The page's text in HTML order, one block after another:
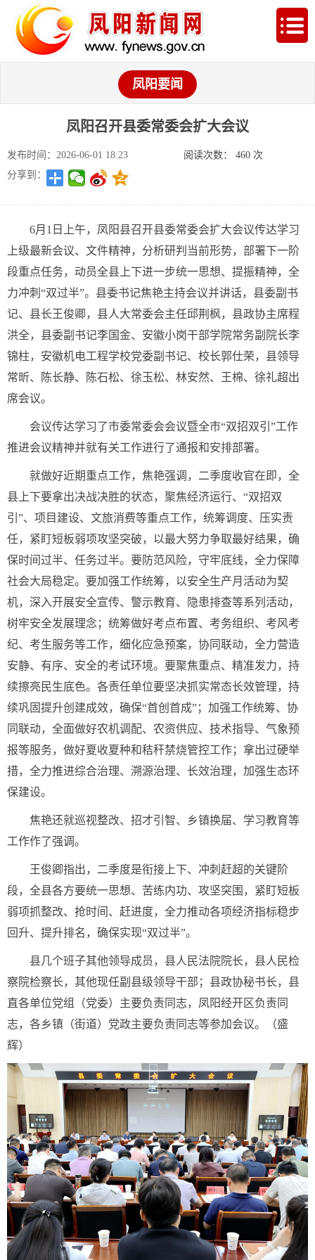
凤阳要闻
凤阳召开县委常委会扩大会议
发布时间：2026-06-01 18:23 阅读次数： 460 次
分享到：
6月1日上午，凤阳县召开县委常委会扩大会议传达学习
上级最新会议、文件精神，分析研判当前形势，部署下一阶
段重点任务，动员全县上下进一步统一思想、提振精神，全
力冲刺“双过半”。县委书记焦艳主持会议并讲话，县委副书
记、县长王俊卿，县人大常委会主任邱荆枫，县政协主席程
洪全，县委副书记李国金、安徽小岗干部学院常务副院长李
锦柱，安徽机电工程学校党委副书记、校长郭仕荣，县领导
常昕、陈长静、陈石松、徐玉松、林安然、王棉、徐礼超出
席会议。
会议传达学习了市委常委会会议暨全市“双招双引”工作
推进会议精神并就有关工作进行了通报和安排部署。
就做好近期重点工作，焦艳强调，二季度收官在即，全
县上下要拿出决战决胜的状态，聚焦经济运行、“双招双
引”、项目建设、文旅消费等重点工作，统筹调度、压实责
任，紧盯短板弱项攻坚突破，以最大努力争取最好结果，确
保时间过半、任务过半。要防范风险，守牢底线，全力保障
社会大局稳定。要加强工作统筹，以安全生产月活动为契
机，深入开展安全宣传、警示教育、隐患排查等系列活动，
树牢安全发展理念；统筹做好考点布置、考务组织、考风考
纪、考生服务等工作，细化应急预案，协同联动，全力营造
安静、有序、安全的考试环境。要聚焦重点、精准发力，持
续擦亮民生底色。各责任单位要坚决抓实常态长效管理，持
续巩固提升创建成效，确保“首创首成”；加强工作统筹、协
同联动，全面做好农机调配、农资供应、技术指导、气象预
报等服务，做好夏收夏种和秸秆禁烧管控工作；拿出过硬举
措，全力推进综合治理、溯源治理、长效治理，加强生态环
保建设。
焦艳还就巡视整改、招才引智、乡镇换届、学习教育等
工作作了强调。
王俊卿指出，二季度是衔接上下、冲刺赶超的关键阶
段，全县各方要统一思想、苦练内功、攻坚突围，紧盯短板
弱项抓整改、抢时间、赶进度，全力推动各项经济指标稳步
回升、提升排名，确保实现“双过半”。
县几个班子其他领导成员，县人民法院院长，县人民检
察院检察长，其他现任副县级领导干部；县政协秘书长，县
直各单位党组（党委）主要负责同志，凤阳经开区负责同
志，各乡镇（街道）党政主要负责同志等参加会议。（盛
辉）